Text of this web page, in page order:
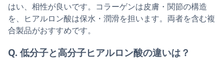
はい、相性が良いです。コラーゲンは皮膚・関節の構造
を、ヒアルロン酸は保水・潤滑を担います。両者を含む複
合製品がおすすめです。
Q. 低分子と高分子ヒアルロン酸の違いは？